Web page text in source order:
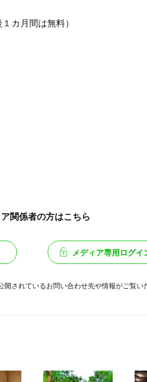
カ月間は無料）
関係者の方はこちら
メディア専用ログイ
開されているお問い合わせ先や情報がご覧い